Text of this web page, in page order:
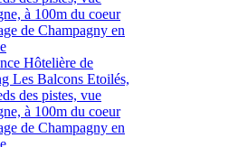
à 100m du coeur
de Champagny en
Hôtelière de
Les Balcons Etoilés,
des pistes, vue
à 100m du coeur
de Champagny en